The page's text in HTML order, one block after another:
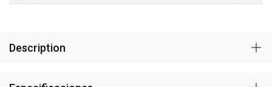
Description